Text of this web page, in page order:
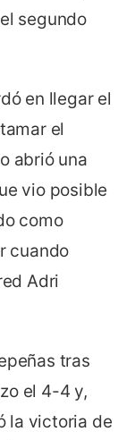
segundo
en llegar el
el
abrió una
vio posible
como
cuando
Adri
tras
el 4-4 y,
la victoria de